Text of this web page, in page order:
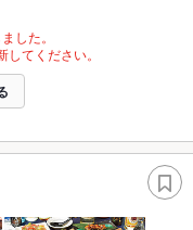
した。
てください。